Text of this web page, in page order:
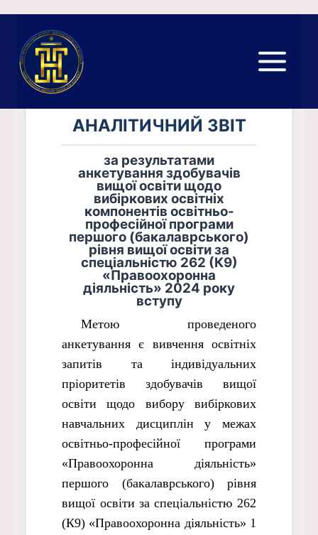
до
вмісту
АНАЛІТИЧНИЙ ЗВІТ
за результатами
анкетування здобувачів
вищої освіти щодо
вибіркових освітніх
компонентів освітньо-
професійної програми
першого (бакалаврського)
рівня вищої освіти за
спеціальністю 262 (К9)
«Правоохоронна
діяльність» 2024 року
вступу
Метою проведеного
анкетування є вивчення освітніх
запитів та індивідуальних
пріоритетів здобувачів вищої
освіти щодо вибору вибіркових
навчальних дисциплін у межах
освітньо-професійної програми
«Правоохоронна діяльність»
першого (бакалаврського) рівня
вищої освіти за спеціальністю 262
(К9) «Правоохоронна діяльність» 1